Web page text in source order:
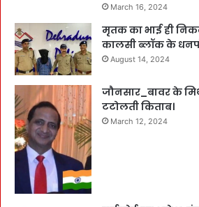
March 16, 2024
मृतक का भाई ही
कालसी ब्लॉक के
August 14, 2024
जौनसार_बावर के
टटोलती किताब।
March 12, 2024